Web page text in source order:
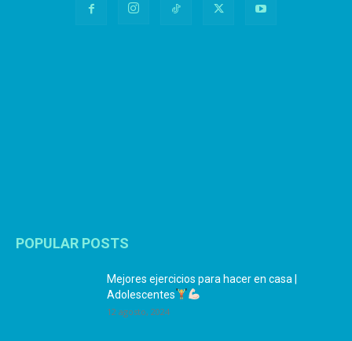
POPULAR POSTS
Mejores ejercicios para hacer en casa |
Adolescentes
12 agosto, 2024